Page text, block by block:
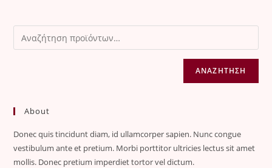
ΑΝΑΖΉΤΗΣΗ
About
Donec quis tincidunt diam, id ullamcorper sapien. Nunc congue
vestibulum ante et pretium. Morbi porttitor ultricies lectus sit amet
mollis. Donec pretium imperdiet tortor vel dictum.